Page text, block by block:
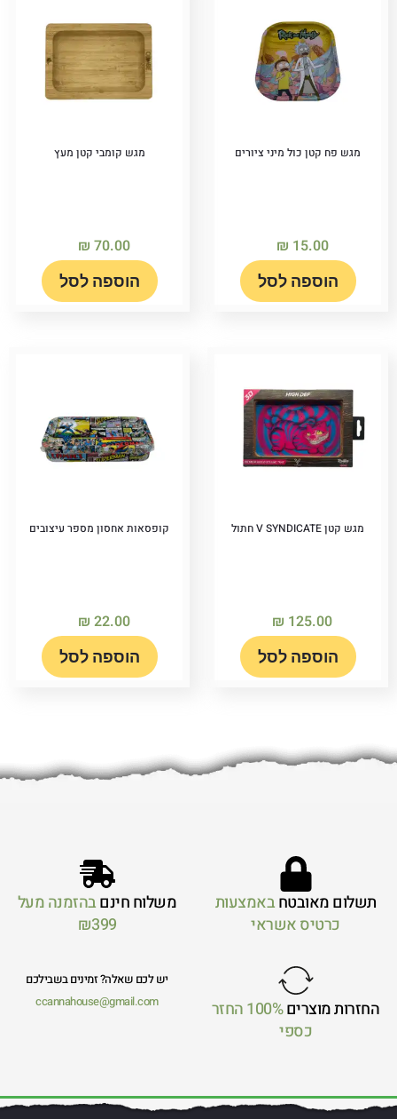
מגש פח קטן כול מיני ציורים
₪ 15.00
הוספה לסל
מגש קומבי קטן מעץ
₪ 70.00
הוספה לסל
מגש קטן V SYNDICATE חתול
₪ 125.00
הוספה לסל
קופסאות אחסון מספר עיצובים
₪ 22.00
הוספה לסל
תשלום מאובטחבאמצעות
כרטיס אשראי
משלוח חינםבהזמנה מעל
₪399
החזרות מוצרים
100% החזר
כספי
יש לכם שאלה? זמינים בשבילכם
ccannahouse@gmail.com